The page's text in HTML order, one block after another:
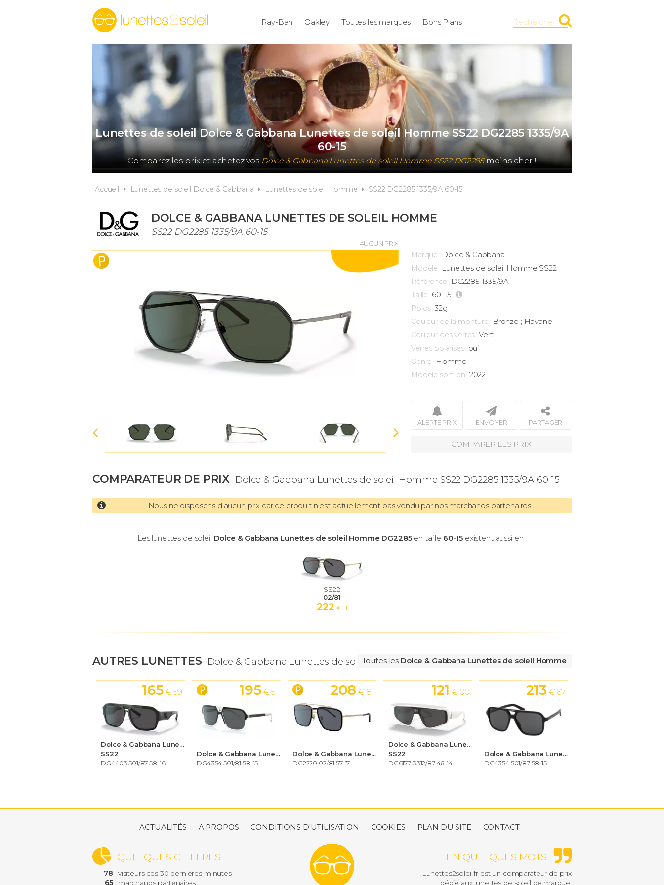
Ray-Ban Oakley Toutes les marques Bons Plans Recherche
Lunettes de soleil Dolce & Gabbana Lunettes de soleil Homme SS22 DG2285 1335/9A
60-15
Comparez les prix et achetez vos Dolce & Gabbana Lunettes de soleil Homme SS22 DG2285moins cher !
Accueil Lunettes de soleil Dolce & Gabbana Lunettes de soleil Homme SS22 DG2285 1335/9A 60-15
DOLCE & GABBANA LUNETTES DE SOLEIL HOMME
SS22 DG2285 1335/9A 60-15
AUCUN PRIX
- Marque Dolce & Gabbana
Modèle Lunettes de soleil Homme SS22
Référence DG2285 1335/9A
Taille 60-15
Poids 32g
Couleur de la monture Bronze ; Havane
Couleur des verres Vert
Verres polarisés oui
Genre Homme
Modèle sorti en 2022
ALERTE PRIX ENVOYER PARTAGER
COMPARER LES PRIX
COMPARATEUR DE PRIX Dolce & Gabbana Lunettes de soleil Homme SS22 DG2285 1335/9A 60-15
Nous ne disposons d'aucun prix car ce produit n'est actuellement pas vendu par nos marchands partenaires
Les lunettes de soleil Dolce & Gabbana Lunettes de soleil Homme DG2285en taille 60-15 existent aussi en :
SS22
02/81
222 € 11
AUTRES LUNETTES Dolce & Gabbana Lunettes de soleil Homme
Toutes les Dolce & Gabbana Lunettes de soleil Homme
Dolce & Gabbana Lunettes de soleil Homme
SS22
DG4403 501/87 58-16
165 € 59
Dolce & Gabbana Lunettes de soleil Homme
DG4354 501/81 58-15
195 € 51
Dolce & Gabbana Lunettes de soleil Homme
DG2220 02/81 57-17
208 € 81
Dolce & Gabbana Lunettes de soleil Homme
SS22
DG6177 3312/87 46-14
121 € 00
Dolce & Gabbana Lunettes de soleil Homme
DG4354 501/87 58-15
213 € 67
ACTUALITÉS A PROPOS CONDITIONS D'UTILISATION COOKIES PLAN DU SITE CONTACT
EN QUELQUES MOTS
Lunettes2soleil.fr est un comparateur de prix
dédié aux lunettes de soleil de marque.
QUELQUES CHIFFRES
78
visiteurs ces 30 dernières minutes
65
marchands partenaires